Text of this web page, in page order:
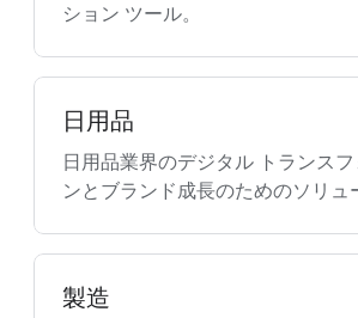
ション ツール。
日用品
日用品業界のデジタル トランス
ンとブランド成長のためのソリュ
製造